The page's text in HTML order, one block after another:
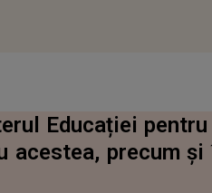
Educației
acestea, precum